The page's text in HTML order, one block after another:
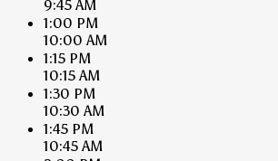
9:45 AM
1:00 PM
10:00 AM
1:15 PM
10:15 AM
1:30 PM
10:30 AM
1:45 PM
10:45 AM